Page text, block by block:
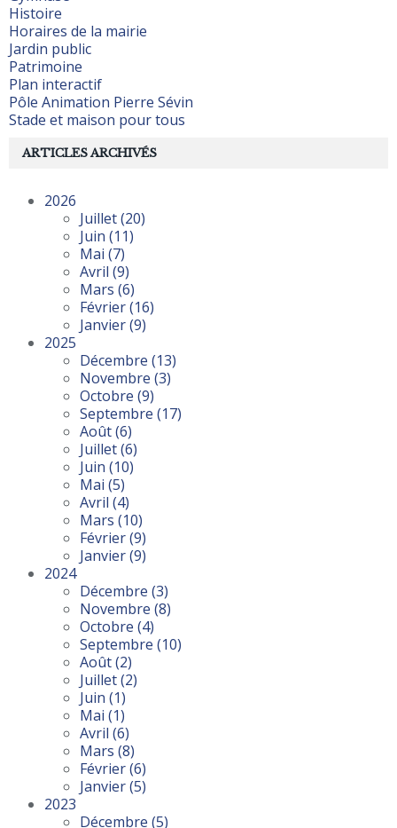
Histoire
Horaires de la mairie
Jardin public
Patrimoine
Plan interactif
Pôle Animation Pierre Sévin
Stade et maison pour tous
ARTICLES ARCHIVÉS
2026
Juillet(20)
Juin (11)
Mai (7)
Avril (9)
Mars (6)
Février(16)
Janvier(9)
2025
Décembre (13)
Novembre (3)
Octobre (9)
Septembre (17)
Août(6)
Juillet(6)
Juin (10)
Mai (5)
Avril (4)
Mars (10)
Février(9)
Janvier(9)
2024
Décembre (3)
Novembre (8)
Octobre (4)
Septembre (10)
Août(2)
Juillet(2)
Juin (1)
Mai (1)
Avril (6)
Mars (8)
Février(6)
Janvier(5)
2023
Décembre (5)